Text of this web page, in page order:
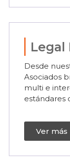
Legal
Desde
Asociados
multi e
estándares
Ver más